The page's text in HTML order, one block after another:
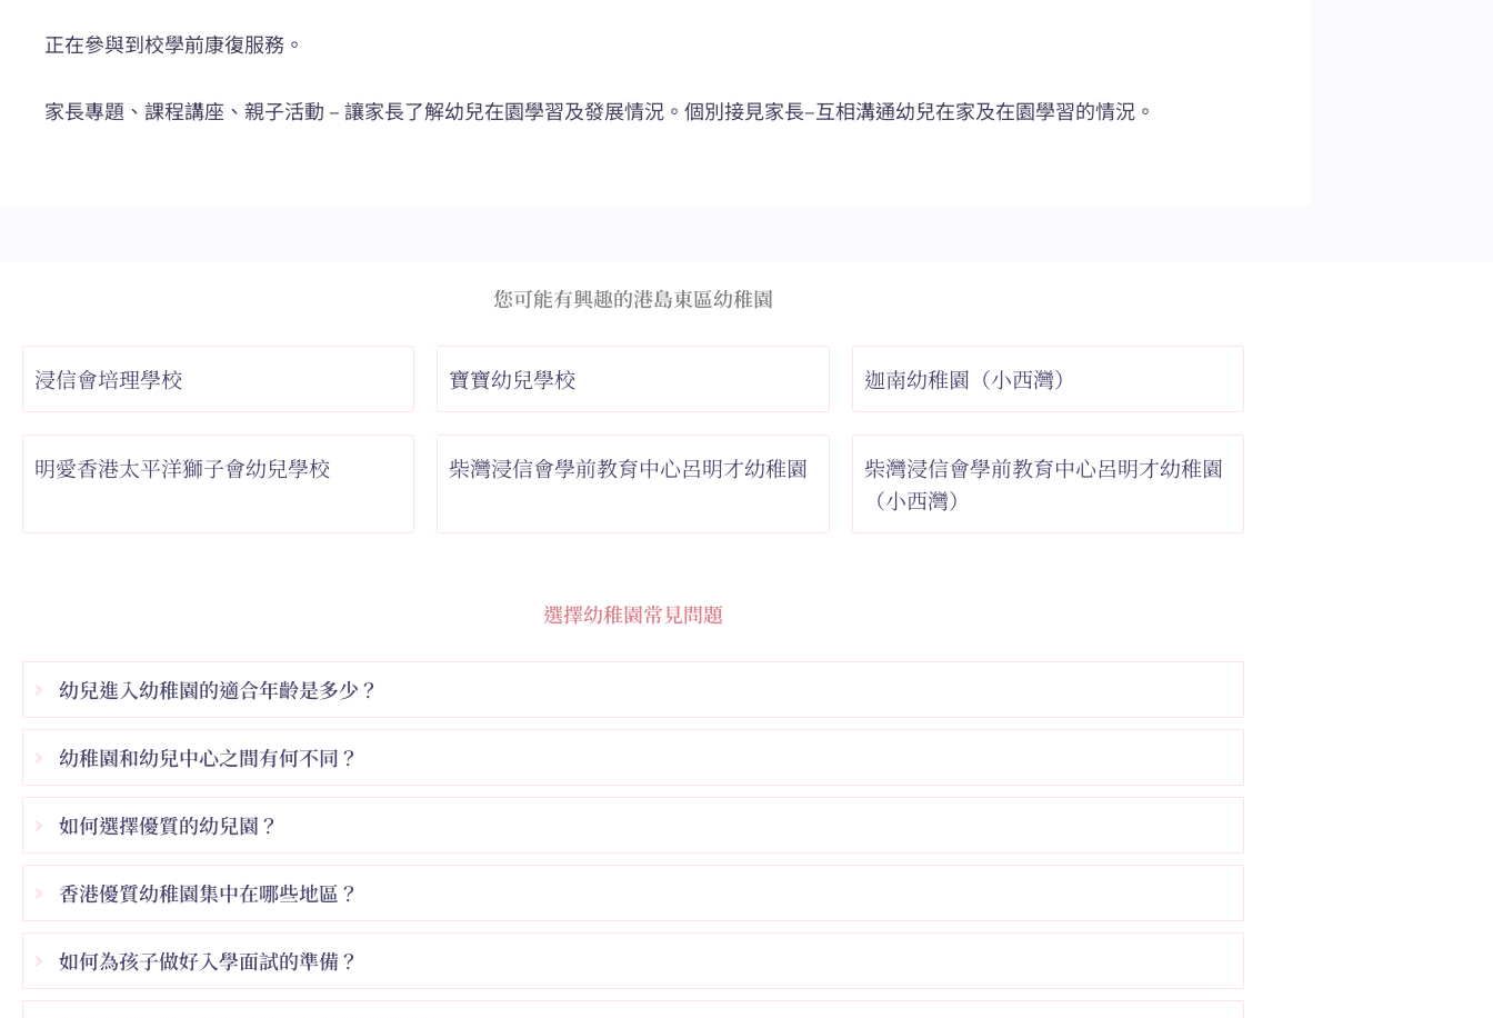
正在參與到校學前康復服務。
家長專題、課程講座、親子活動 – 讓家長了解幼兒在園學習及發展情況。個別接見家長–互相溝通幼兒在家及在園學習的情況。
您可能有興趣的港島東區幼稚園
浸信會培理學校 寶寶幼兒學校 迦南幼稚園（小西灣）
明愛香港太平洋獅子會幼兒學校 柴灣浸信會學前教育中心呂明才幼稚園
柴灣浸信會學前教育中心呂明才幼稚園
（小西灣）
選擇幼稚園常見問題
幼兒進入幼稚園的適合年齡是多少？
幼稚園和幼兒中心之間有何不同？
如何選擇優質的幼兒園？
香港優質幼稚園集中在哪些地區？
如何為孩子做好入學面試的準備？